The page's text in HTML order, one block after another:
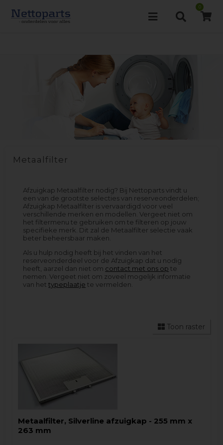
0
Metaalfilter
Afzuigkap Metaalfilter nodig? Bij Nettoparts vindt u
een van de grootste selecties van reserveonderdelen;
Afzuigkap Metaalfilter is vervaardigd voor veel
verschillende merken en modellen. Vergeet niet om
het filtermenu te gebruiken om te filteren op jouw
specifieke merk. Dit zal de Metaalfilter selectie vaak
beter beheersbaar maken.
Als u hulp nodig heeft bij het vinden van het
reserveonderdeel voor de Afzuigkap dat u nodig
heeft, aarzel dan niet om contact met ons op te
nemen. Vergeet niet om zoveel mogelijk informatie
van hettypeplaatje te vermelden.
Toon raster
Metaalfilter, Silverline afzuigkap - 255 mm x
263 mm